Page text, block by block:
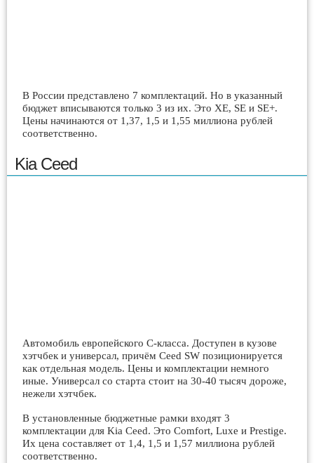
В России представлено 7 комплектаций. Но в указанный
бюджет вписываются только 3 из их. Это XE, SE и SE+.
Цены начинаются от 1,37, 1,5 и 1,55 миллиона рублей
соответственно.
Kia Ceed
Автомобиль европейского C-класса. Доступен в кузове
хэтчбек и универсал, причём Ceed SW позиционируется
как отдельная модель. Цены и комплектации немного
иные. Универсал со старта стоит на 30-40 тысяч дороже,
нежели хэтчбек.
В установленные бюджетные рамки входят 3
комплектации для Kia Ceed. Это Comfort, Luxe и Prestige.
Их цена составляет от 1,4, 1,5 и 1,57 миллиона рублей
соответственно.